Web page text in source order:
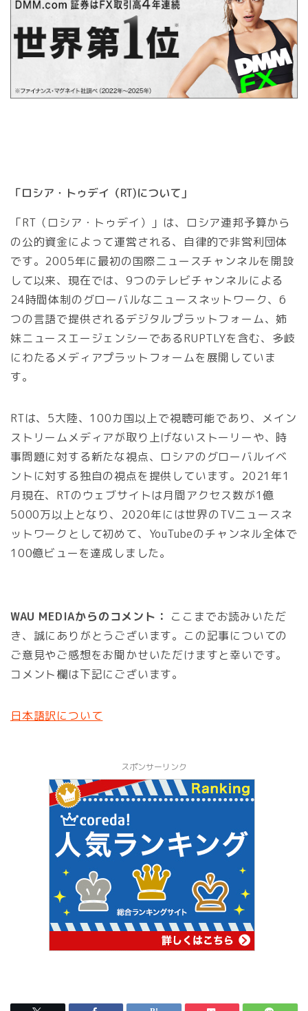
「ロシア・トゥデイ（RT)について」
「RT（ロシア・トゥデイ）」は、ロシア連邦予算から
の公的資金によって運営される、自律的で非営利団体
です。2005年に最初の国際ニュースチャンネルを開設
して以来、現在では、9つのテレビチャンネルによる
24時間体制のグローバルなニュースネットワーク、6
つの言語で提供されるデジタルプラットフォーム、姉
妹ニュースエージェンシーであるRUPTLYを含む、多岐
にわたるメディアプラットフォームを展開していま
す。
RTは、5大陸、100カ国以上で視聴可能であり、メイン
ストリームメディアが取り上げないストーリーや、時
事問題に対する新たな視点、ロシアのグローバルイベ
ントに対する独自の視点を提供しています。2021年1
月現在、RTのウェブサイトは月間アクセス数が1億
5000万以上となり、2020年には世界のTVニュースネ
ットワークとして初めて、YouTubeのチャンネル全体で
100億ビューを達成しました。
WAU MEDIAからのコメント： ここまでお読みいただ
き、誠にありがとうございます。この記事についての
ご意見やご感想をお聞かせいただけますと幸いです。
コメント欄は下記にございます。
日本語訳について
スポンサーリンク